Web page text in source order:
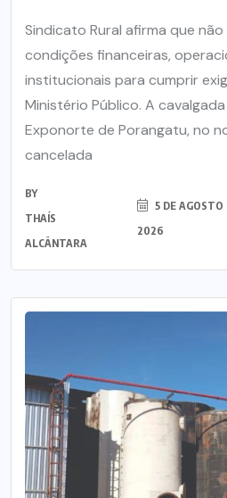
Sindicato Rural afirma que
condições financeiras,
institucionais para cumprir
Ministério Público. A
Exponorte de Porangatu, no
cancelada
BY
THAÍS
ALCÂNTARA
5 DE AGOSTO
2026